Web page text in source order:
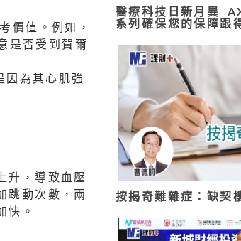
價值。例如，
是否受到賀爾
因為其心肌強
升，導致血壓
跳動次數，兩
快。
醫療科技日新月異
系列確保您的保障跟
按揭奇難雜症：缺契